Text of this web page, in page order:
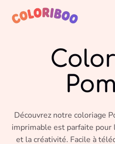
Découvrez notre coloriage
imprimable est parfaite
et la créativité. Facile à